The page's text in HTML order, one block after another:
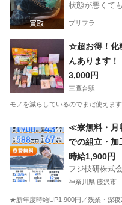
状態が悪くて
プリフラ
☆超お得！化
んあります！
3,000円
三鷹台駅
モノを減らしているのでまだ使えま
三鷹台駅
≪寮無料・月
での組立・加
時給1,900円
フジ技研株式
神奈川県 藤沢市
★新年度時給UP1,900円／残業・深